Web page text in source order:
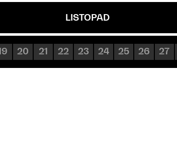
LISTOPAD
20 21 22 23 24 25 26 27